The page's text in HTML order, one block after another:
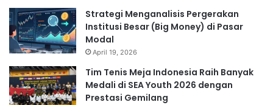
Strategi Menganalisis Pergerakan
Institusi Besar (Big Money) di Pasar
Modal
April 19, 2026
Tim Tenis Meja Indonesia Raih Banyak
Medali di SEA Youth 2026 dengan
Prestasi Gemilang